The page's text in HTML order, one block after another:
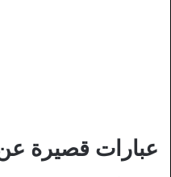
عبارات قصيرة